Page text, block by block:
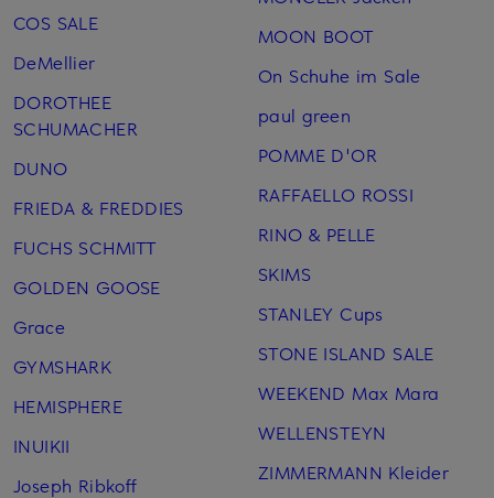
COS SALE
DeMellier
DOROTHEE
SCHUMACHER
DUNO
FRIEDA & FREDDIES
FUCHS SCHMITT
GOLDEN GOOSE
Grace
GYMSHARK
HEMISPHERE
INUIKII
Joseph Ribkoff
MOON BOOT
On Schuhe im Sale
paul green
POMME D'OR
RAFFAELLO ROSSI
RINO & PELLE
SKIMS
STANLEY Cups
STONE ISLAND SALE
WEEKEND Max Mara
WELLENSTEYN
ZIMMERMANN Kleider